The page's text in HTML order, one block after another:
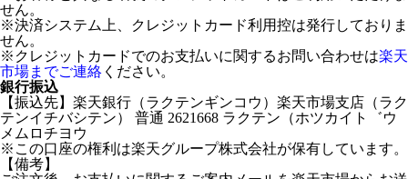
せん。
※決済システム上、クレジットカード利用控は発行しておりま
せん。
※クレジットカードでのお支払いに関するお問い合わせは楽天
市場までご連絡 ください。
銀行振込
【振込先】楽天銀行（ラクテンギンコウ）楽天市場支店（ラク
テンイチバシテン） 普通 2621668 ラクテン（ホツカイト゛ウ
メムロチヨウ
※この口座の権利は楽天グループ株式会社が保有しています。
【備考】